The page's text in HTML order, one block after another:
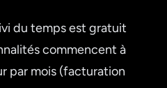
du temps est gratuit
commencent à
par mois (facturation